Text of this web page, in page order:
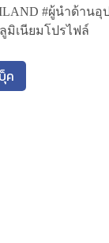
#ผู้นำด้าน
มิเนียมโปรไฟล์
ค